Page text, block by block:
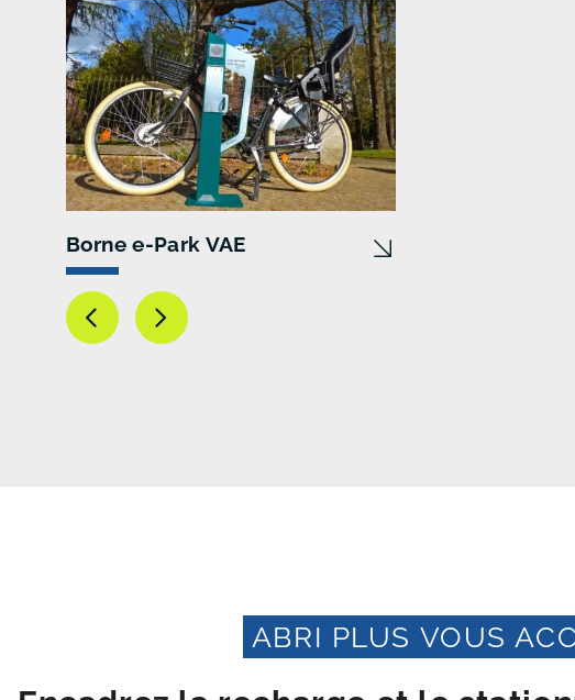
Borne e-Park VAE
ABRI PLUS VOUS